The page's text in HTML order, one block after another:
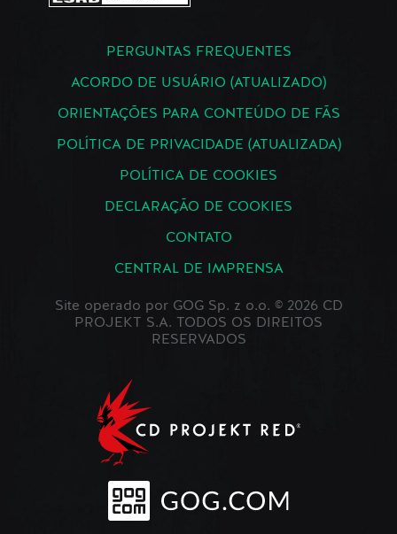
PERGUNTAS FREQUENTES
ACORDO DE USUÁRIO (ATUALIZADO)
ORIENTAÇÕES PARA CONTEÚDO DE FÃS
POLÍTICA DE PRIVACIDADE (ATUALIZADA)
POLÍTICA DE COOKIES
DECLARAÇÃO DE COOKIES
CONTATO
CENTRAL DE IMPRENSA
Site operado por GOG Sp. z o.o. © 2026 CD
PROJEKT S.A. TODOS OS DIREITOS
RESERVADOS